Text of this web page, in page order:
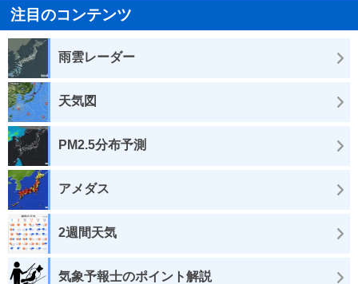
注目のコンテンツ
雨雲レーダー
天気図
PM2.5分布予測
アメダス
2週間天気
気象予報士のポイント解説